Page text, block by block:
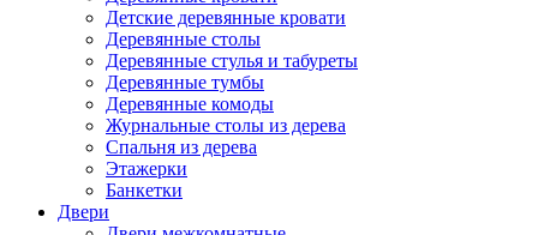
Детские деревянные кровати
Деревянные столы
Деревянные стулья и табуреты
Деревянные тумбы
Деревянные комоды
Журнальные столы из дерева
Спальня из дерева
Этажерки
Банкетки
Двери